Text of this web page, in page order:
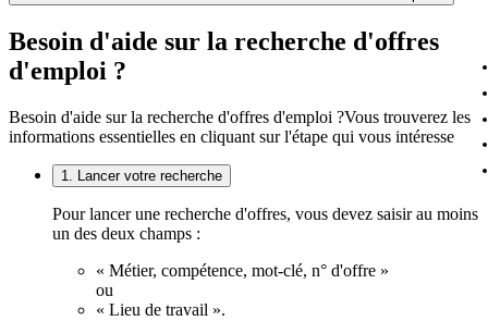
Besoin d'aide sur la recherche d'offres
d'emploi ?
Besoin d'aide sur la recherche d'offres d'emploi ?Vous trouverez les
informations essentielles en cliquant sur l'étape qui vous intéresse
1. Lancer votre recherche
Pour lancer une recherche d'offres, vous devez saisir au moins
un des deux champs :
« Métier, compétence, mot-clé, n° d'offre »
ou
« Lieu de travail ».